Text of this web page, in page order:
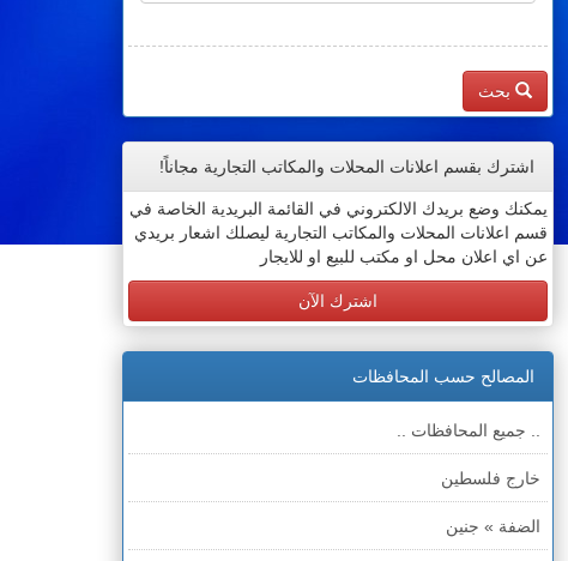
بحث
اشترك بقسم اعلانات المحلات والمكاتب التجارية مجاناً!
يمكنك وضع بريدك الالكتروني في القائمة البريدية الخاصة في
قسم اعلانات المحلات والمكاتب التجارية ليصلك اشعار بريدي
عن اي اعلان محل او مكتب للبيع او للايجار
اشترك الآن
المصالح حسب المحافظات
.. جميع المحافظات ..
خارج فلسطين
الضفة » جنين